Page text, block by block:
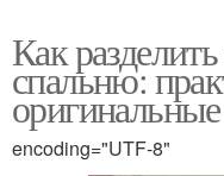
Как
спальню:
encoding="UTF-8"